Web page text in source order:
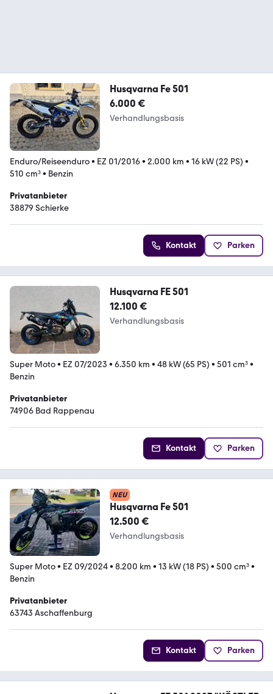
Husqvarna Fe 501
6.000 €
Verhandlungsbasis
Enduro/Reiseenduro• EZ 01/2016• 2.000 km • 16 kW (22 PS) •
510 cm³• Benzin
Privatanbieter
38879 Schierke
Kontakt Parken
Husqvarna FE 501
12.100 €
Verhandlungsbasis
Super Moto• EZ 07/2023 • 6.350 km • 48 kW (65 PS) • 501 cm³•
Benzin
Privatanbieter
74906 Bad Rappenau
Kontakt Parken
NEU
Husqvarna Fe 501
12.500 €
Verhandlungsbasis
Super Moto• EZ 09/2024• 8.200 km • 13 kW (18 PS) • 500 cm³•
Benzin
Privatanbieter
63743 Aschaffenburg
Kontakt Parken